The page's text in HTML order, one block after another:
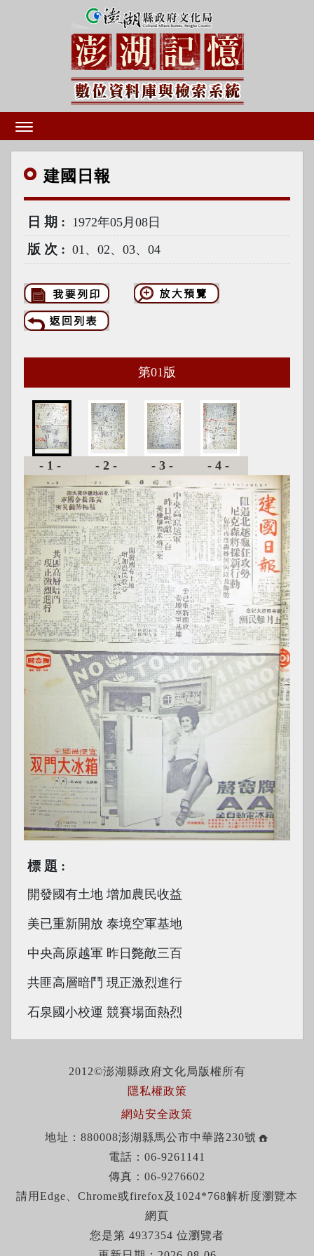
建國 日報
日期 1972年05月08日
版次 01、02、03、04
第01 版
-1- -2- -3- -4-
標題
開發國有土地 增加農民收益
美已重新開放 泰境空軍基地
中央高原越軍 昨日斃敵三百
共匪高層暗鬥 現正激烈進行
石泉國小校運 競賽場面熱烈
2012©澎湖縣政府文化局版權所有
隱私權政策
網站安全政策
地址：880008澎湖縣馬公市中華路230號
電話：06-9261141
傳真：06-9276602
請用Edge、Chrome或firefox及1024*768解析度瀏覽本
網頁
您是第 4937354 位瀏覽者